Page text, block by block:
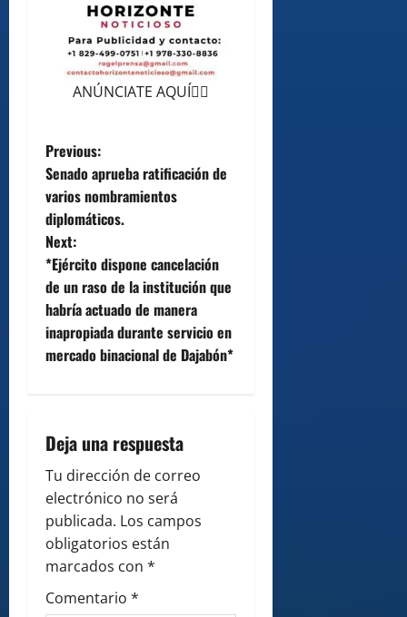
ANÚNCIATE AQUÍ👆🏻
P
o
s
t
n
a
i
g
a
t
i
Previous:
Senado aprueba ratificación de
varios nombramientos
diplomáticos.
Next:
*Ejército dispone cancelación
de un raso de la institución que
habría actuado de manera
inapropiada durante servicio en
mercado binacional de Dajabón*
Deja una respuesta
Tu dirección de correo
electrónico no será
publicada. Los campos
obligatorios están
marcados con *
Comentario *